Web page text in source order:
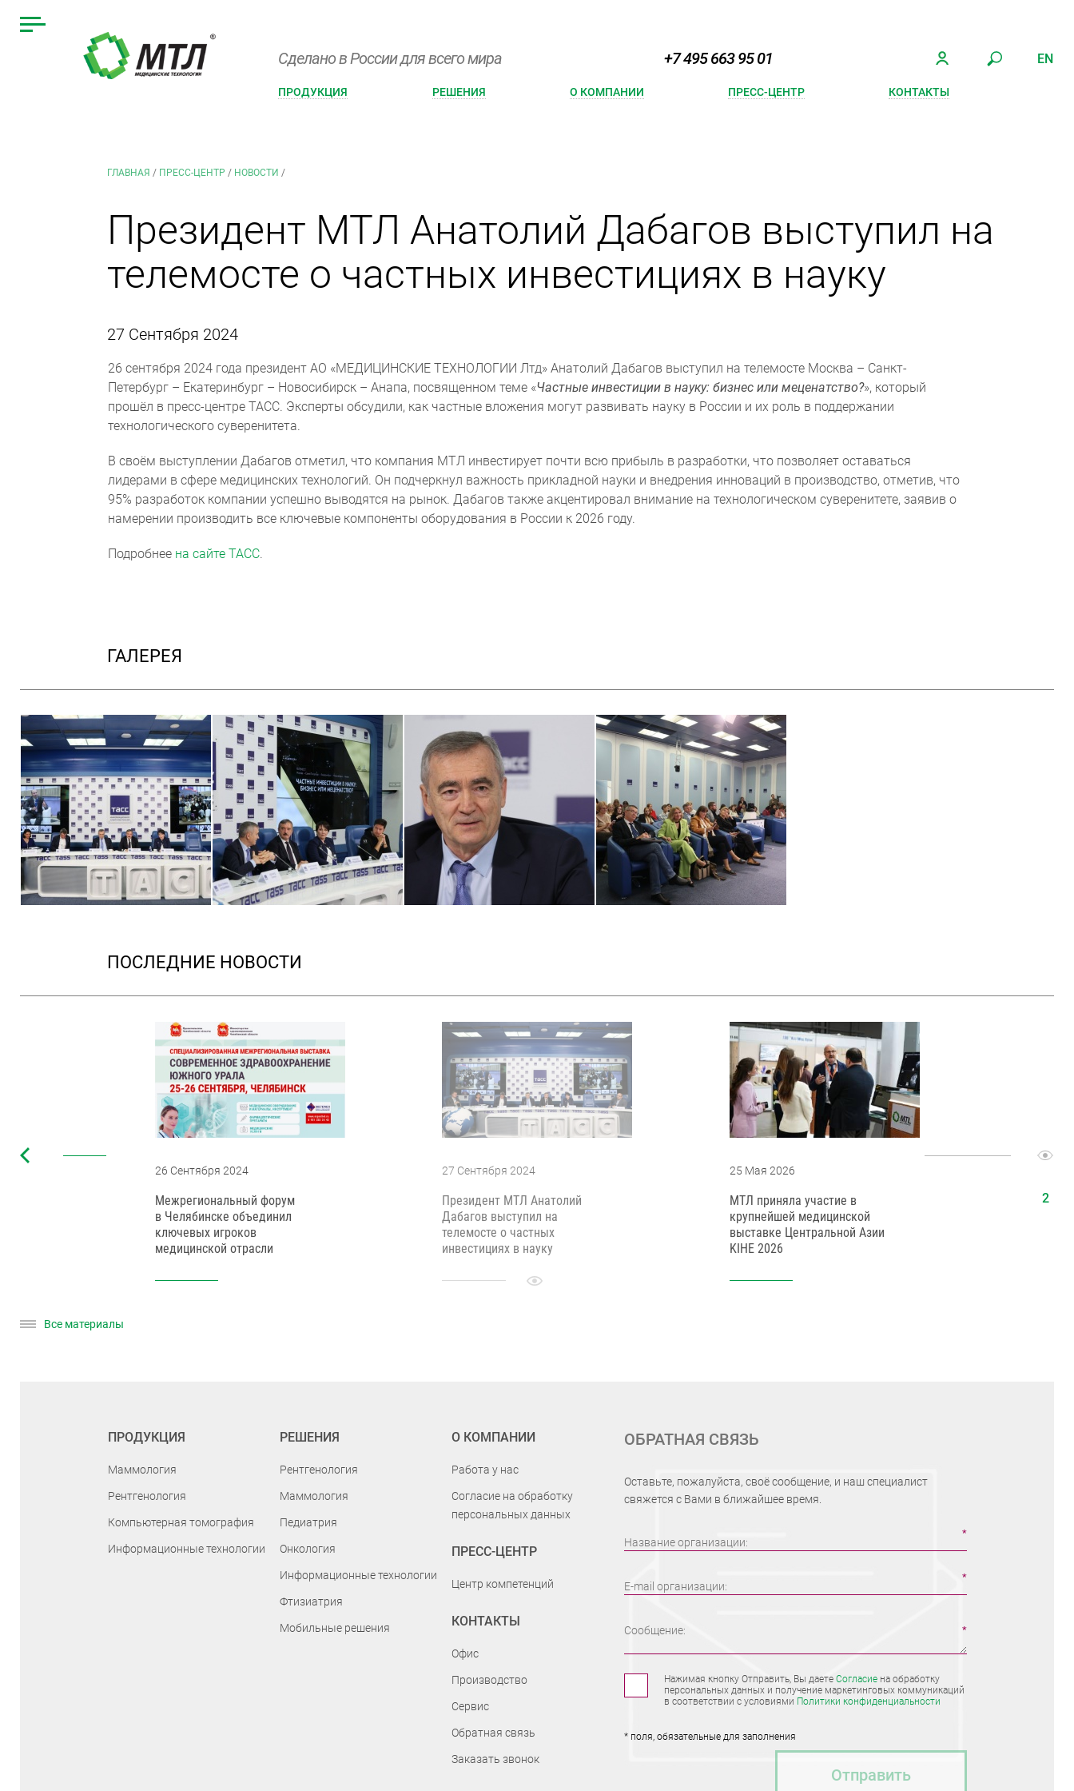
Сделано в России для всего мира +7 495 663 95 01 EN
ПРОДУКЦИЯ РЕШЕНИЯ О КОМПАНИИ ПРЕСС-ЦЕНТР КОНТАКТЫ
ГЛАВНАЯ / ПРЕСС-ЦЕНТР / НОВОСТИ /
Президент МТЛ Анатолий Дабагов выступил на
телемосте о частных инвестициях в науку
27 Сентября 2024
26 сентября 2024 года президент АО «МЕДИЦИНСКИЕ ТЕХНОЛОГИИ Лтд» Анатолий Дабагов выступил на телемосте Москва – Санкт-
Петербург – Екатеринбург – Новосибирск – Анапа, посвященном теме «Частные инвестиции в науку: бизнес или меценатство?», который
прошёл в пресс-центре ТАСС. Эксперты обсудили, как частные вложения могут развивать науку в России и их роль в поддержании
технологического суверенитета.
В своём выступлении Дабагов отметил, что компания МТЛ инвестирует почти всю прибыль в разработки, что позволяет оставаться
лидерами в сфере медицинских технологий. Он подчеркнул важность прикладной науки и внедрения инноваций в производство, отметив, что
95% разработок компании успешно выводятся на рынок. Дабагов также акцентировал внимание на технологическом суверенитете, заявив о
намерении производить все ключевые компоненты оборудования в России к 2026 году.
Подробнее на сайте ТАСС.
ГАЛЕРЕЯ
ПОСЛЕДНИЕ НОВОСТИ
26 Сентября 2024
Межрегиональный форум
в Челябинске объединил
ключевых игроков
медицинской отрасли
27 Сентября 2024
Президент МТЛ Анатолий
Дабагов выступил на
телемосте о частных
инвестициях в науку
25 Мая 2026
МТЛ приняла участие в
крупнейшей медицинской
выставке Центральной Азии
KIHE 2026
Все материалы
ПРОДУКЦИЯ
Маммология
Рентгенология
Компьютерная томография
Информационные технологии
РЕШЕНИЯ
Рентгенология
Маммология
Педиатрия
Онкология
Информационные технологии
Фтизиатрия
Мобильные решения
О КОМПАНИИ
Работа у нас
Согласие на обработку
персональных данных
ПРЕСС-ЦЕНТР
Центр компетенций
КОНТАКТЫ
Офис
Производство
Сервис
Обратная связь
Заказать звонок
ОБРАТНАЯ СВЯЗЬ
Оставьте, пожалуйста, своё сообщение, и наш специалист
свяжется с Вами в ближайшее время.
Название организации:
E-mail организации:
Сообщение:
Нажимая кнопку Отправить, Вы даете Согласиена обработку
персональных данных и получение маркетинговых коммуникаций
в соответствии с условиями Политики конфиденциальности
* поля, обязательные для заполнения
Отправить